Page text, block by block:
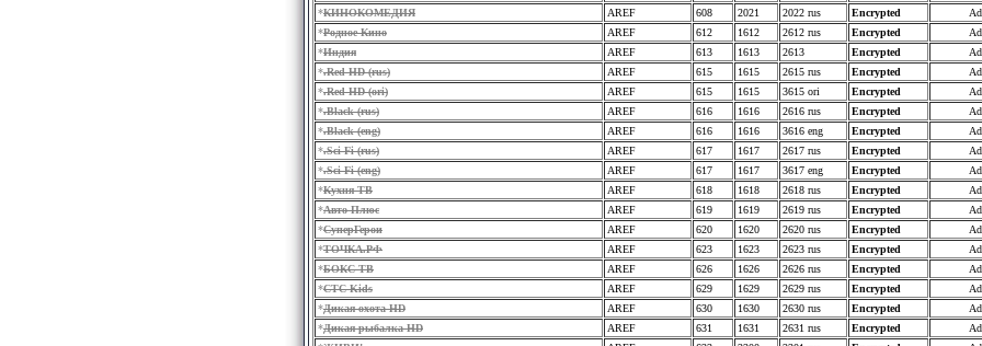
*КИНОКОМЕДИЯ AREF 608 2021 2022 rus Encrypted
*Родное Кино AREF 612 1612 2612 rus Encrypted
*Индия AREF 613 1613 2613 Encrypted
*.Red HD (rus) AREF 615 1615 2615 rus Encrypted
*.Red HD (ori) AREF 615 1615 3615 ori Encrypted
*.Black (rus) AREF 616 1616 2616 rus Encrypted
*.Black (eng) AREF 616 1616 3616 eng Encrypted
*.Sci-Fi (rus) AREF 617 1617 2617 rus Encrypted
*.Sci-Fi (eng) AREF 617 1617 3617 eng Encrypted
*Кухня ТВ AREF 618 1618 2618 rus Encrypted
*Авто Плюс AREF 619 1619 2619 rus Encrypted
*СуперГерои AREF 620 1620 2620 rus Encrypted
*ТОЧКА.РФ AREF 623 1623 2623 rus Encrypted
*БОКС ТВ AREF 626 1626 2626 rus Encrypted
*СТС Kids AREF 629 1629 2629 rus Encrypted
*Дикая охота HD AREF 630 1630 2630 rus Encrypted
*Дикая рыбалка HD AREF 631 1631 2631 rus Encrypted